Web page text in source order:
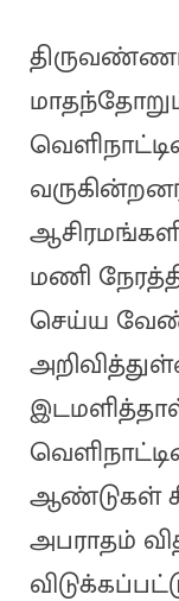
மாதந்தோறும்
மணி
செய்ய
ஆண்டுகள்
அபராதம்